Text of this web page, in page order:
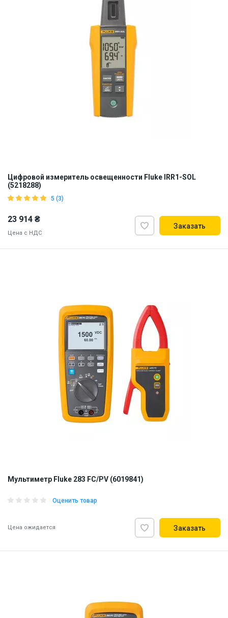
Цифровой измеритель освещенности Fluke IRR1-SOL
(5218288)
5 (3)
23 914 ₴
Цена с НДС
Заказать
Мультиметр Fluke 283 FC/PV (6019841)
Оценить товар
Цена ожидается Заказать